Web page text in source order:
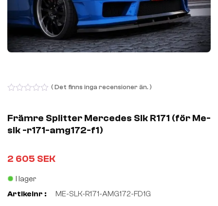
of
5
( Det finns inga recensioner än. )
Främre Splitter Mercedes Slk R171 (för Me-
slk -r171-amg172-f1)
2 605 SEK
I lager
Artikelnr :
ME-SLK-R171-AMG172-FD1G